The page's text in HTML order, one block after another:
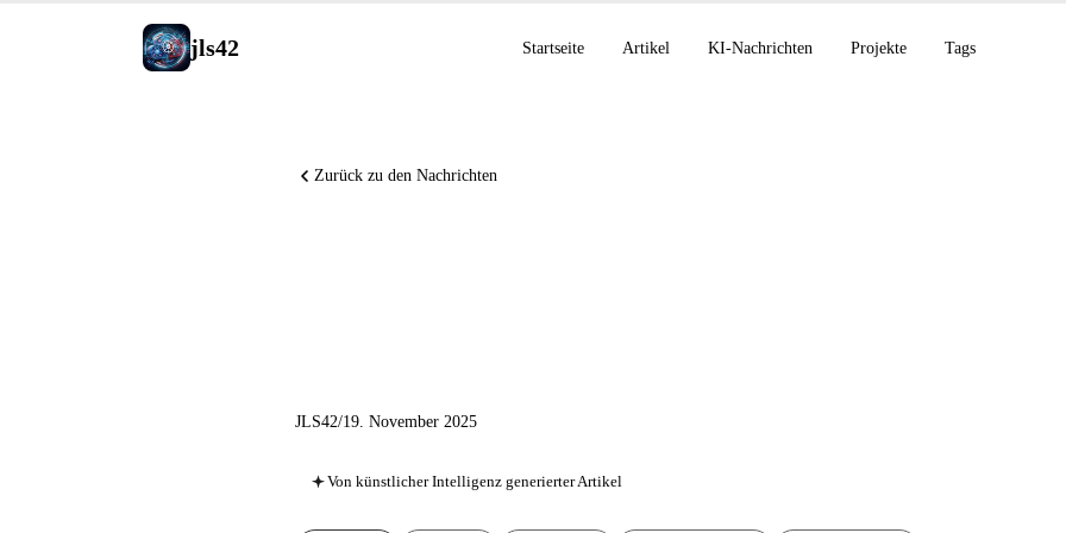
jls42 Startseite Artikel KI-Nachrichten Projekte Tags
Zurück zu den Nachrichten
JLS42/19. November 2025
Von künstlicher Intelligenz generierter Artikel